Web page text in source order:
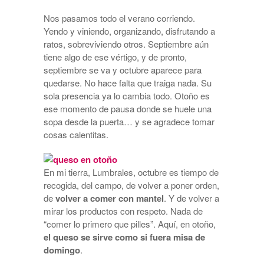
Nos pasamos todo el verano corriendo.
Yendo y viniendo, organizando, disfrutando a
ratos, sobreviviendo otros. Septiembre aún
tiene algo de ese vértigo, y de pronto,
septiembre se va y octubre aparece para
quedarse. No hace falta que traiga nada. Su
sola presencia ya lo cambia todo. Otoño es
ese momento de pausa donde se huele una
sopa desde la puerta… y se agradece tomar
cosas calentitas.
En mi tierra, Lumbrales, octubre es tiempo de
recogida, del campo, de volver a poner orden,
devolver a comer con mantel. Y de volver a
mirar los productos con respeto. Nada de
“comer lo primero que pilles”. Aquí, en otoño,
el queso se sirve como si fuera misa de
domingo.